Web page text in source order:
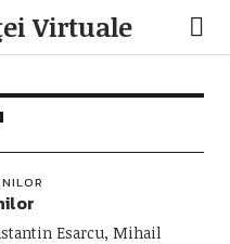
Virtuale
Esarcu, Mihail